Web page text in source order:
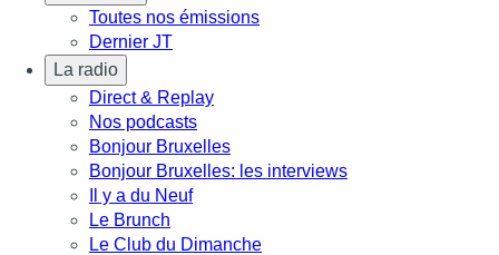
Toutes nos émissions
Dernier JT
La radio
Direct & Replay
Nos podcasts
Bonjour Bruxelles
Bonjour Bruxelles: les interviews
Il y a du Neuf
Le Brunch
Le Club du Dimanche